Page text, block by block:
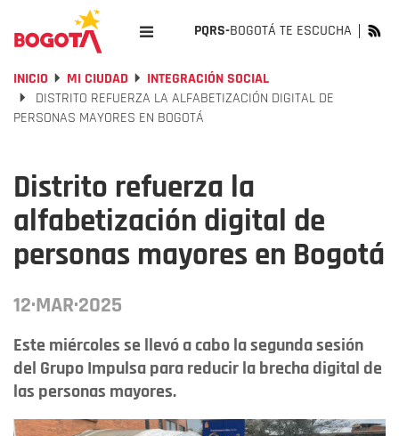
PQRS-BOGOTÁ TE ESCUCHA
INICIO MI CIUDAD
INTEGRACIÓN SOCIAL
DISTRITO REFUERZA LA ALFABETIZACIÓN DIGITAL DE
PERSONAS MAYORES EN BOGOTÁ
Distrito refuerza la
alfabetización digital de
personas mayores en Bogotá
12·MAR·2025
Este miércoles se llevó a cabo la segunda sesión
del Grupo Impulsa para reducir la brecha digital de
las personas mayores.